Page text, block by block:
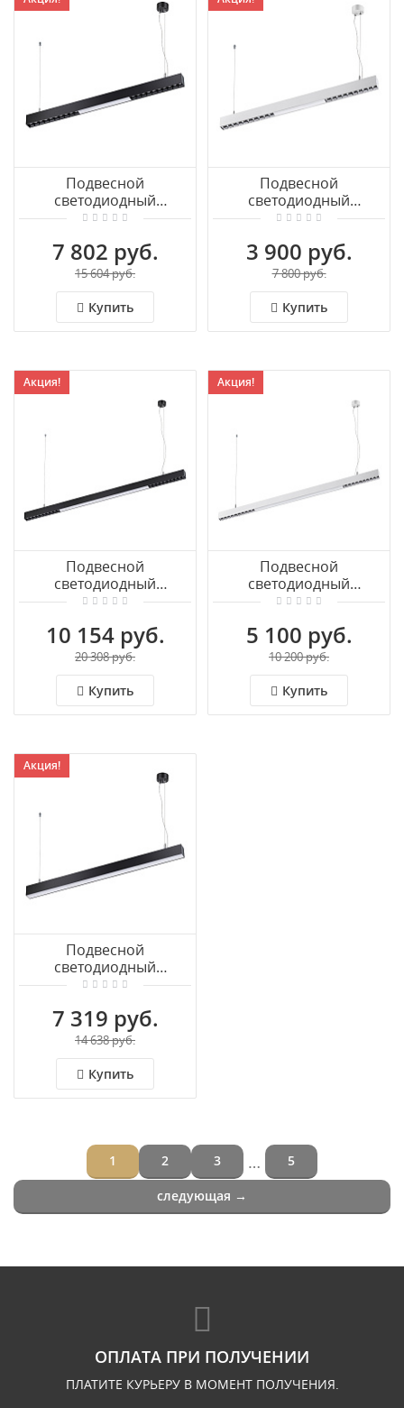
Подвесной
светодиодный
светильник NOVOTECH
7 802 руб.
15 604 руб.
Купить
Подвесной
светодиодный
светильник NOVOTECH
3 900 руб.
7 800 руб.
Купить
Акция!
Подвесной
светодиодный
светильник NOVOTECH
10 154 руб.
20 308 руб.
Купить
Акция!
Подвесной
светодиодный
светильник NOVOTECH
5 100 руб.
10 200 руб.
Купить
Акция!
Подвесной
светодиодный
светильник NOVOTECH
7 319 руб.
14 638 руб.
Купить
1 2 3 … 5
следующая →
ОПЛАТА ПРИ ПОЛУЧЕНИИ
ПЛАТИТЕ КУРЬЕРУ В МОМЕНТ ПОЛУЧЕНИЯ.